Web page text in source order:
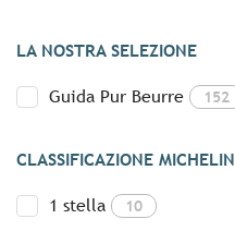
LA NOSTRA SELEZIONE
Guida Pur Beurre 152
CLASSIFICAZIONE MICHELIN
1 stella 10